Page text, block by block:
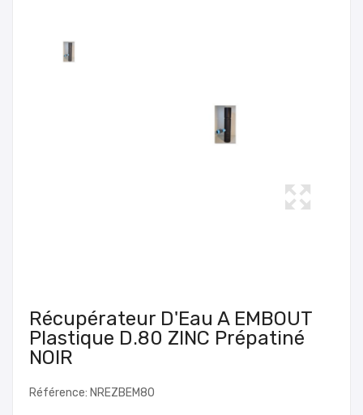
Récupérateur D'Eau A EMBOUT
Plastique D.80 ZINC Prépatiné
NOIR
Référence: NREZBEM80